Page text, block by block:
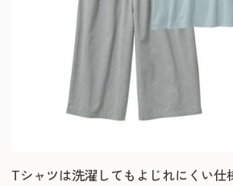
Tシャツは洗濯してもよじれにくい仕